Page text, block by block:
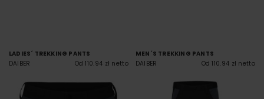
LADIES´ TREKKING PANTS
DAIBER
Od 110.94 zł netto
MEN´S TREKKING PANTS
DAIBER
Od 110.94 zł netto